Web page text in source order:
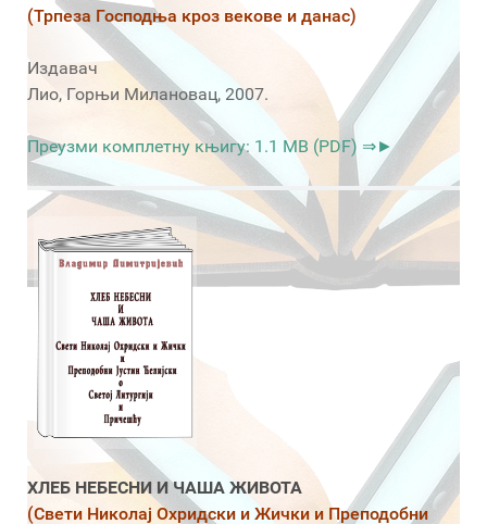
(Трпеза Господња кроз векове и данас)
Издавач
Лио, Горњи Милановац, 2007.
Преузми комплетну књигу: 1.1 MB (PDF) ⇒►
ХЛЕБ НЕБЕСНИ И ЧАША ЖИВОТА
(Свети Николај Охридски и Жички и Преподобни